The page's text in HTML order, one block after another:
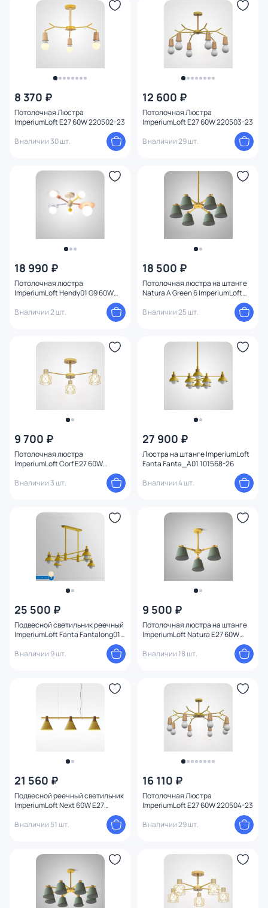
8 370 ₽
Потолочная Люстра
ImperiumLoft E27 60W 220502-23
В наличии 30 шт.
12 600 ₽
Потолочная Люстра
ImperiumLoft E27 60W 220503-23
В наличии 29 шт.
18 990 ₽
Потолочная люстра
ImperiumLoft Hendy01 G9 60W
В наличии 2 шт.
18 500 ₽
Потолочная люстра на штанге
Natura A Green 6 ImperiumLoft
В наличии 25 шт.
9 700 ₽
Потолочная люстра
ImperiumLoft Corf E27 60W
В наличии 3 шт.
27 900 ₽
Люстра на штанге ImperiumLoft
Fanta Fanta_A01 101568-26
В наличии 4 шт.
25 500 ₽
Подвесной светильник реечный
ImperiumLoft Fanta Fantalong01
В наличии 9 шт.
9 500 ₽
Потолочная люстра на штанге
ImperiumLoft Natura E27 60W
В наличии 18 шт.
21 560 ₽
Подвесной реечный светильник
ImperiumLoft Next 60W E27
В наличии 51 шт.
16 110 ₽
Потолочная Люстра
ImperiumLoft E27 60W 220504-23
В наличии 29 шт.
Количество ламп
Вид лампы
Форма
Вид рассеивателя
Количество плафонов
Оформление
Мощность ламп